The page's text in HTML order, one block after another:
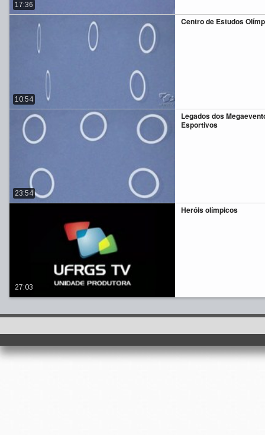
17:36
Centro de Estudos
10:54
Legados dos
Esportivos
23:54
Heróis olímpicos
27:03